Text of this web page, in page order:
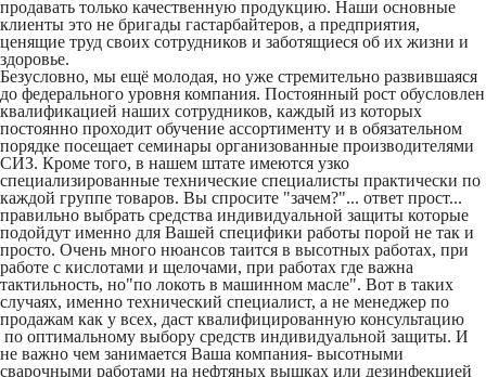
продавать только качественную продукцию. Наши основные
клиенты это не бригады гастарбайтеров, а предприятия,
ценящие труд своих сотрудников и заботящиеся об их жизни и
здоровье.
Безусловно, мы ещё молодая, но уже стремительно развившаяся
до федерального уровня компания. Постоянный рост обусловлен
квалификацией наших сотрудников, каждый из которых
постоянно проходит обучение ассортименту и в обязательном
порядке посещает семинары организованные производителями
СИЗ. Кроме того, в нашем штате имеются узко
специализированные технические специалисты практически по
каждой группе товаров. Вы спросите "зачем?"... ответ прост...
правильно выбрать средства индивидуальной защиты которые
подойдут именно для Вашей специфики работы порой не так и
просто. Очень много нюансов таится в высотных работах, при
работе с кислотами и щелочами, при работах где важна
тактильность, но"по локоть в машинном масле". Вот в таких
случаях, именно технический специалист, а не менеджер по
продажам как у всех, даст квалифицированную консультацию
по оптимальному выбору средств индивидуальной защиты. И
не важно чем занимается Ваша компания- высотными
сварочными работами на нефтяных вышках или дезинфекцией